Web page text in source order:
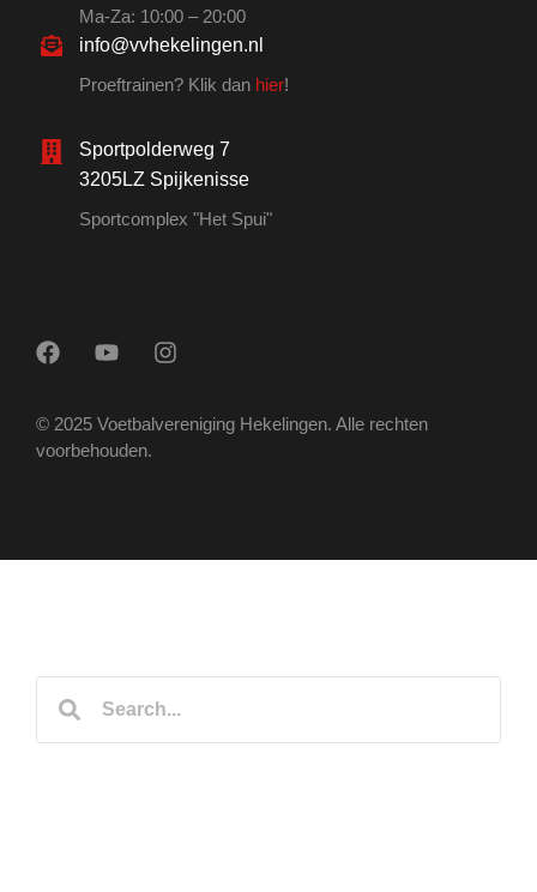
Ma-Za: 10:00 – 20:00
info@vvhekelingen.nl
Proeftrainen? Klik dan hier!
Sportpolderweg 7
3205LZ Spijkenisse
Sportcomplex "Het Spui"
© 2025 Voetbalvereniging Hekelingen. Alle rechten
voorbehouden.